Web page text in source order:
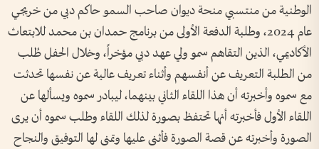
الوطنية من منتسبي منحة ديوان صاحب السمو حاكم دبي من خريجي
عام 2024، وطلبة الدفعة الأولى من برنامج حمدان بن محمد للابتعاث
الأكاديمي، الذين التقاهم سمو ولي عهد دبي مؤخراً، وخلال الحفل طُلب
من الطلبة التعريف عن أنفسهم وأثناء تعريف عالية عن نفسها تحدثت
مع سموه وأخبرته أن هذا اللقاء الثاني بينهما، ليبادر سموه ويسألها عن
اللقاء الأول فأخبرته أنها تحتفظ بصورة لذلك اللقاء وطلب سموه أن يرى
الصورة وأخبرته عن قصة الصورة فأثنى عليها وتمنى لها التوفيق والنجاح